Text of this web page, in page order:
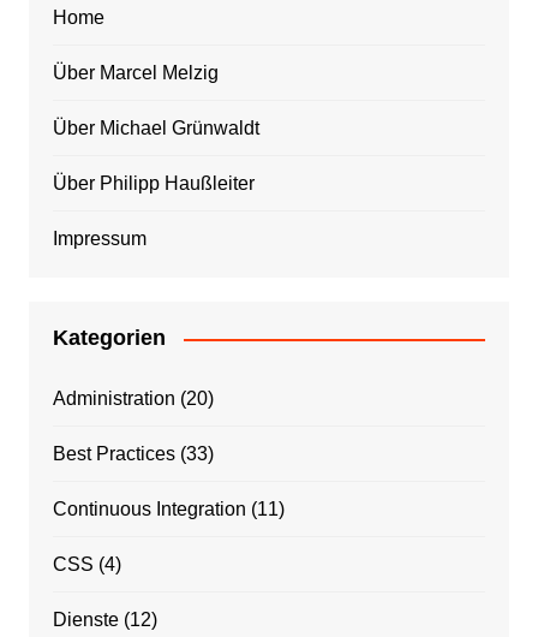
Home
Über Marcel Melzig
Über Michael Grünwaldt
Über Philipp Haußleiter
Impressum
Kategorien
Administration (20)
Best Practices(33)
Continuous Integration (11)
CSS (4)
Dienste(12)